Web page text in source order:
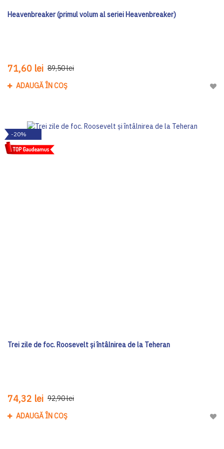
Heavenbreaker (primul volum al seriei Heavenbreaker)
71,60 lei 89,50 lei
ADAUGĂ ÎN COȘ
-20%
Trei zile de foc. Roosevelt și întâlnirea de la Teheran
74,32 lei 92,90 lei
ADAUGĂ ÎN COȘ